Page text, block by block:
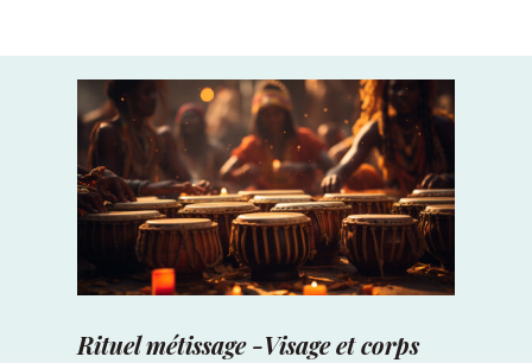
Rituel métissage -Visage et corps